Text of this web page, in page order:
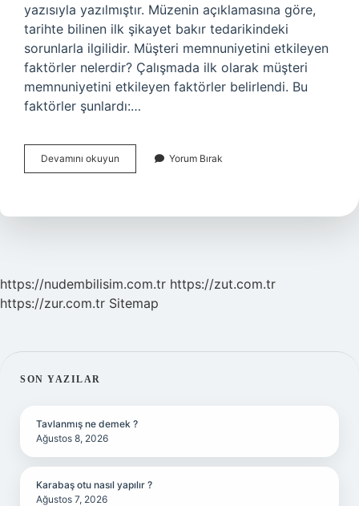
yazısıyla yazılmıştır. Müzenin açıklamasına göre,
tarihte bilinen ilk şikayet bakır tedarikindeki
sorunlarla ilgilidir. Müşteri memnuniyetini etkileyen
faktörler nelerdir? Çalışmada ilk olarak müşteri
memnuniyetini etkileyen faktörler belirlendi. Bu
faktörler şunlardı:…
Devamını okuyun
Şikayetleri
Yorum Bırak
https://nudembilisim.com.tr https://zut.com.tr
https://zur.com.tr Sitemap
SIDEBAR
SON YAZILAR
Tavlanmış ne demek ?
Ağustos 8, 2026
Karabaş otu nasıl yapılır ?
Ağustos 7, 2026